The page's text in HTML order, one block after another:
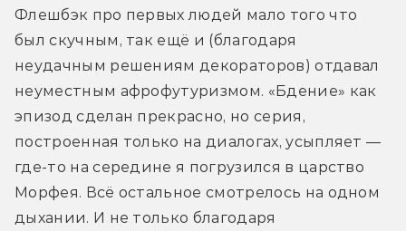
Флешбэк про первых людей мало того что
был скучным, так ещё и (благодаря
неудачным решениям декораторов) отдавал
неуместным афрофутуризмом. «Бдение» как
эпизод сделан прекрасно, но серия,
построенная только на диалогах, усыпляет —
где-то на середине я погрузился в царство
Морфея. Всё остальное смотрелось на одном
дыхании. И не только благодаря